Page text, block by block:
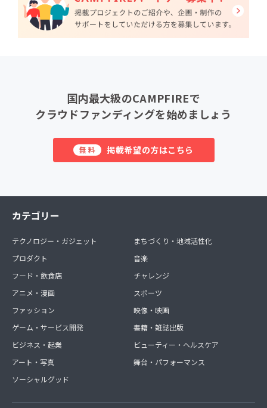
国内最大級のCAMPFIREで
クラウドファンディングを始めましょう
無料 掲載希望の方はこちら
カテゴリー
テクノロジー・ガジェット
プロダクト
フード・飲食店
アニメ・漫画
ファッション
ゲーム・サービス開発
ビジネス・起業
アート・写真
ソーシャルグッド
まちづくり・地域活性化
音楽
チャレンジ
スポーツ
映像・映画
書籍・雑誌出版
ビューティー・ヘルスケア
舞台・パフォーマンス